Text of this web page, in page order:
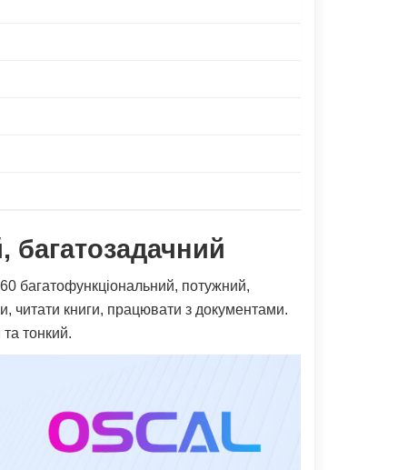
багатозадачний
багатофункціональний, потужний,
читати книги, працювати з документами.
та тонкий.